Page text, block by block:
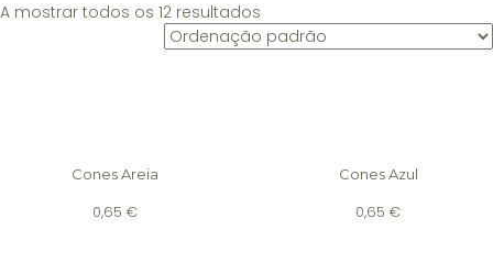
A mostrar todos os 12 resultados
Cones Areia
0,65 €
Cones Azul
0,65 €